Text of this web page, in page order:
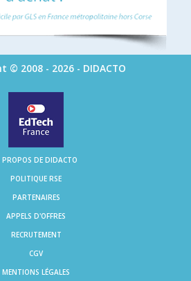
© 2008 - 2026 - DIDACTO
PROPOS DE DIDACTO
POLITIQUE RSE
PARTENAIRES
APPELS D'OFFRES
RECRUTEMENT
CGV
MENTIONS LÉGALES